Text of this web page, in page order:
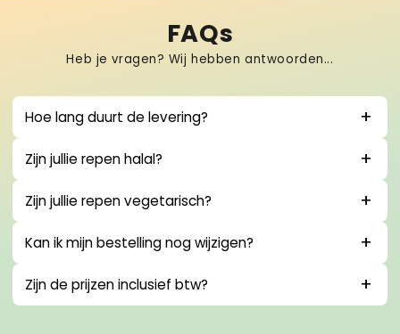
FAQs
Heb je vragen? Wij hebben antwoorden...
Hoe lang duurt de levering?
Zijn jullie repen halal?
Zijn jullie repen vegetarisch?
Kan ik mijn bestelling nog wijzigen?
Zijn de prijzen inclusief btw?